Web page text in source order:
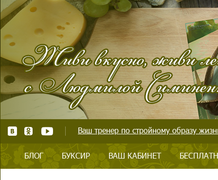
Ваш тренер по стройному образу
БЛОГ БУКСИР ВАШ КАБИНЕТ